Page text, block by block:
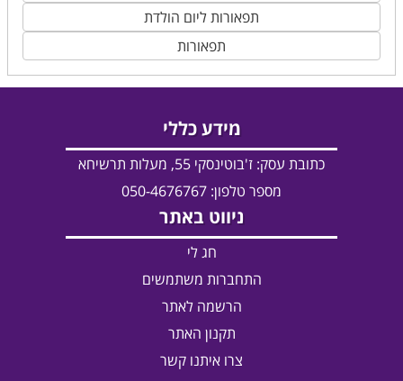
תפאורות ליום הולדת
תפאורות
מידע כללי
כתובת עסק: ז'בוטינסקי 55, מעלות תרשיחא
מספר טלפון: 050-4676767
ניווט באתר
חג לי
התחברות משתמשים
הרשמה לאתר
תקנון האתר
צרו איתנו קשר